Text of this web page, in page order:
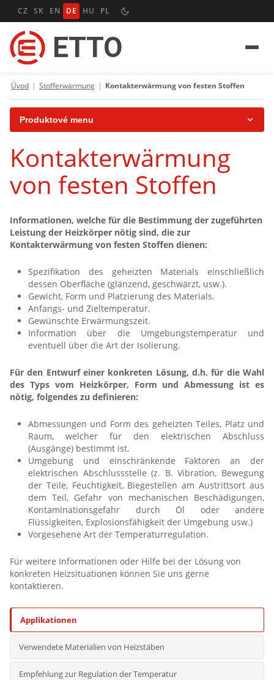
Úvod | Stofferwärmung | Kontakterwärmung von festen Stoffen
Produktové menu
Heizpatronen
Rohrheizkörper
Heizbänder (Hohlpatronen)
Heizkörper mit offenstehendem Draht
(Keramikheizkörper, Glimmerheizkörper)
Erwärmung von Gasen
Kontakterwärmung von festen Stoffen
Heizkörper für Industrieapplikationen
Heizkörper für Radiatoren
Heizkörper und Komponenten für die Eisenbahn
Heizkörper für das Auftauen von Honig
Heizkörper mit Kabelanschluss durch Vulkanisation
Schuhtrockner
Kontakterwärmung
von festen Stoffen
Informationen, welche für die Bestimmung der zugeführten
Leistung der Heizkörper nötig sind, die zur
Kontakterwärmung von festen Stoffen dienen:
Spezifikation des geheizten Materials einschließlich
dessen Oberfläche (glänzend, geschwärzt, usw.).
Gewicht, Form und Platzierung des Materials.
Anfangs- und Zieltemperatur.
Gewünschte Erwärmungszeit.
Information über die Umgebungstemperatur und
eventuell über die Art der Isolierung.
Für den Entwurf einer konkreten Lösung, d.h. für die Wahl
des Typs vom Heizkörper, Form und Abmessung ist es
nötig, folgendes zu definieren:
Abmessungen und Form des geheizten Teiles, Platz und
Raum, welcher für den elektrischen Abschluss
(Ausgänge) bestimmt ist.
Umgebung und einschränkende Faktoren an der
elektrischen Abschlussstelle (z. B. Vibration, Bewegung
der Teile, Feuchtigkeit, Biegestellen am Austrittsort aus
dem Teil, Gefahr von mechanischen Beschädigungen,
Kontaminationsgefahr durch Öl oder andere
Flüssigkeiten, Explosionsfähigkeit der Umgebung usw.)
Vorgesehene Art der Temperaturregulation.
Für weitere Informationen oder Hilfe bei der Lösung von
konkreten Heizsituationen können Sie uns gerne
kontaktieren.
Applikationen
Verwendete Materialien von Heizstäben
Empfehlung zur Regulation der Temperatur
CZ SK EN DE HU PL
ETTO